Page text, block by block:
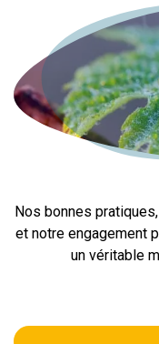
Nos bonnes
et notre engagement
un véritable